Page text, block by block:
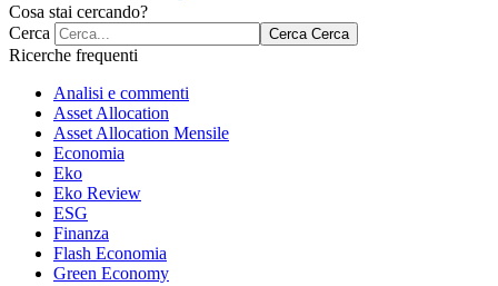
Cosa stai cercando?
Cerca
Cerca Cerca
Ricerche frequenti
Analisi e commenti
Asset Allocation
Asset Allocation Mensile
Economia
Eko
Eko Review
ESG
Finanza
Flash Economia
Green Economy